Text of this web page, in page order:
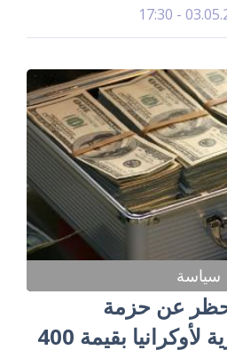
سياسة
عن حزمة
مساعدات عسكرية لأوكرانيا بقيمة 400